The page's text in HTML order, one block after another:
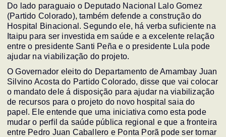
Do lado paraguaio o Deputado Nacional Lalo Gomez
(Partido Colorado), também defende a construção do
Hospital Binacional. Segundo ele, há verba suficiente na
Itaipu para ser investida em saúde e a excelente relação
entre o presidente Santi Peña e o presidente Lula pode
ajudar na viabilização do projeto.
O Governador eleito do Departamento de Amambay Juan
Silvino Acosta do Partido Colorado, disse que vai colocar
o mandato dele á disposição para ajudar na viabilização
de recursos para o projeto do novo hospital saia do
papel. Ele entende que uma iniciativa como esta pode
mudar o perfil da saúde pública regional e que a fronteira
entre Pedro Juan Caballero e Ponta Porã pode ser tornar